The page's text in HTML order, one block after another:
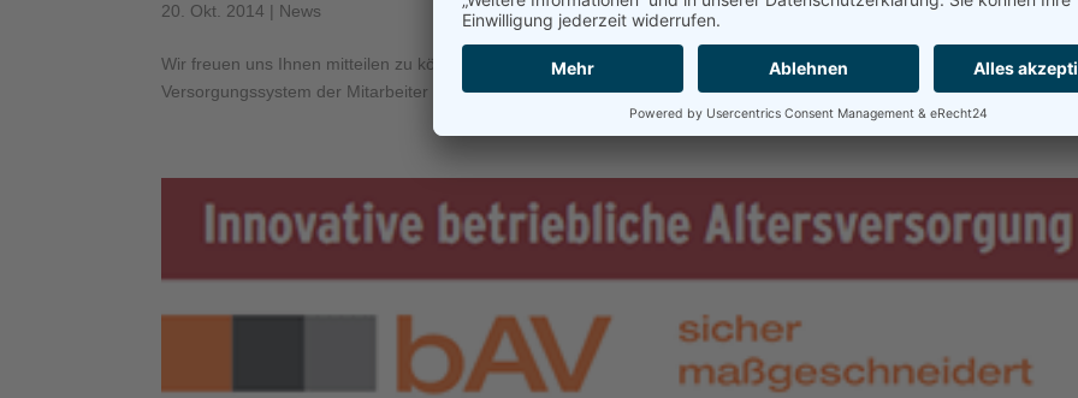
20. Okt. 2014 | News
Wir freuen uns Ihnen mitteilen zu können, dass uns die WEPTECH Elektronik GmbH die Einführung und Umsetzung des
Versorgungssystem der Mitarbeiter übertragen...